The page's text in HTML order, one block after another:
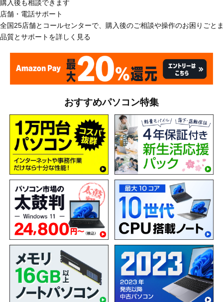
購入後も相談できます
店舗・電話サポート
全国25店舗とコールセンターで、購入後のご相談や操作のお困りごと
品質とサポートを詳しく見る
おすすめパソコン特集